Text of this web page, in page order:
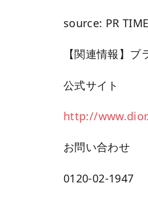
source: PR
【関連情報】ブ
公式サイト
http://
お問い合わせ
0120-02-1947